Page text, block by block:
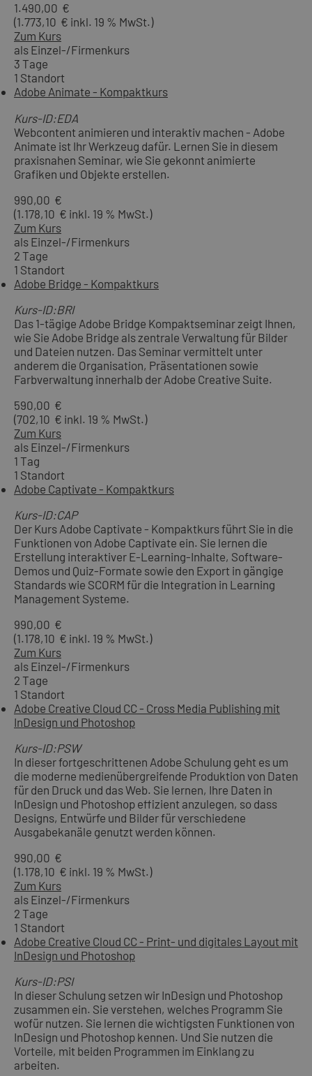
1.490,00 €
(1.773,10 € inkl. 19 % MwSt.)
Zum Kurs
als Einzel-/Firmenkurs
3 Tage
1 Standort
Adobe Animate - Kompaktkurs
Kurs-ID:EDA
Webcontent animieren und interaktiv machen - Adobe
Animate ist Ihr Werkzeug dafür. Lernen Sie in diesem
praxisnahen Seminar, wie Sie gekonnt animierte
Grafiken und Objekte erstellen.
990,00 €
(1.178,10 € inkl. 19 % MwSt.)
Zum Kurs
als Einzel-/Firmenkurs
2 Tage
1 Standort
Adobe Bridge - Kompaktkurs
Kurs-ID:BRI
Das 1-tägige Adobe Bridge Kompaktseminar zeigt Ihnen,
wie Sie Adobe Bridge als zentrale Verwaltung für Bilder
und Dateien nutzen. Das Seminar vermittelt unter
anderem die Organisation, Präsentationen sowie
Farbverwaltung innerhalb der Adobe Creative Suite.
590,00 €
(702,10 € inkl. 19 % MwSt.)
Zum Kurs
als Einzel-/Firmenkurs
1 Tag
1 Standort
Adobe Captivate - Kompaktkurs
Kurs-ID:CAP
Der Kurs Adobe Captivate - Kompaktkurs führt Sie in die
Funktionen von Adobe Captivate ein. Sie lernen die
Erstellung interaktiver E-Learning-Inhalte, Software-
Demos und Quiz-Formate sowie den Export in gängige
Standards wie SCORM für die Integration in Learning
Management Systeme.
990,00 €
(1.178,10 € inkl. 19 % MwSt.)
Zum Kurs
als Einzel-/Firmenkurs
2 Tage
1 Standort
Adobe Creative Cloud CC - Cross Media Publishing mit
InDesign und Photoshop
Kurs-ID:PSW
In dieser fortgeschrittenen Adobe Schulung geht es um
die moderne medienübergreifende Produktion von Daten
für den Druck und das Web. Sie lernen, Ihre Daten in
InDesign und Photoshop effizient anzulegen, so dass
Designs, Entwürfe und Bilder für verschiedene
Ausgabekanäle genutzt werden können.
990,00 €
(1.178,10 € inkl. 19 % MwSt.)
Zum Kurs
als Einzel-/Firmenkurs
2 Tage
1 Standort
Adobe Creative Cloud CC - Print- und digitales Layout mit
InDesign und Photoshop
Kurs-ID:PSI
In dieser Schulung setzen wir InDesign und Photoshop
zusammen ein. Sie verstehen, welches Programm Sie
wofür nutzen. Sie lernen die wichtigsten Funktionen von
InDesign und Photoshop kennen. Und Sie nutzen die
Vorteile, mit beiden Programmen im Einklang zu
arbeiten.